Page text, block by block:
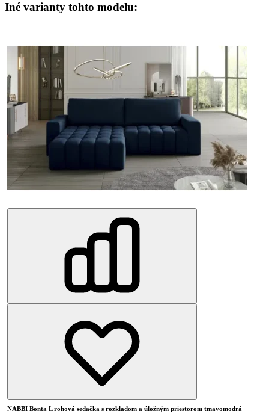
Iné varianty tohto modelu:
NABBI Bonta L rohová sedačka s rozkladom a úložným priestorom tmavomodrá